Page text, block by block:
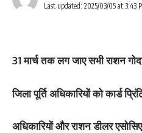
Last updated: 2025/03/05 at 3:43
31 मार्च तक लग जाए सभी राशन
जिला पूर्ति अधिकारियों को कार्ड
अधिकारियों और राशन डीलर